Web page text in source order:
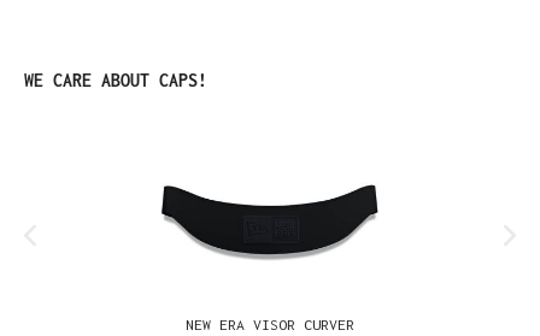
Produktgalerie überspringen
WE CARE ABOUT CAPS!
NEW ERA VISOR CURVER